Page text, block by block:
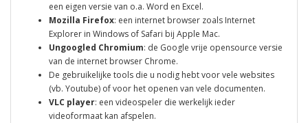
een eigen versie van o.a. Word en Excel.
Mozilla Firefox: een internet browser zoals Internet
Explorer in Windows of Safari bij Apple Mac.
Ungoogled Chromium: de Google vrije opensource versie
van de internet browser Chrome.
De gebruikelijke tools die u nodig hebt voor vele websites
(vb. Youtube) of voor het openen van vele documenten.
VLC player: een videospeler die werkelijk ieder
videoformaat kan afspelen.